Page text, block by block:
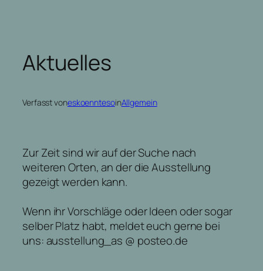
springen
Aktuelles
Verfasst voneskoenntesoinAllgemein
Zur Zeit sind wir auf der Suche nach
weiteren Orten, an der die Ausstellung
gezeigt werden kann.
Wenn ihr Vorschläge oder Ideen oder sogar
selber Platz habt, meldet euch gerne bei
uns: ausstellung_as @ posteo.de